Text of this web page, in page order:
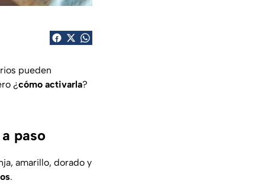
pueden
¿cómo activarla?
paso
amarillo, dorado y
.